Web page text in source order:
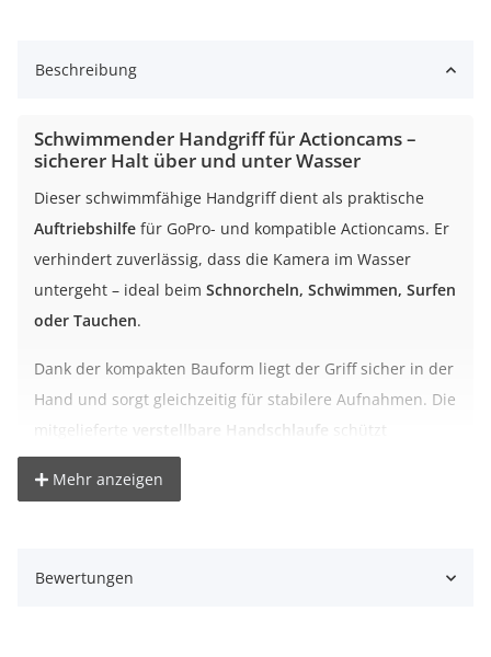
Beschreibung
Schwimmender Handgriff für Actioncams –
sicherer Halt über und unter Wasser
Dieser schwimmfähige Handgriff dient als praktische
Auftriebshilfe für GoPro- und kompatible Actioncams. Er
verhindert zuverlässig, dass die Kamera im Wasser
untergeht – ideal beim Schnorcheln, Schwimmen, Surfen
oder Tauchen.
Dank der kompakten Bauform liegt der Griff sicher in der
Hand und sorgt gleichzeitig für stabilere Aufnahmen. Die
mitgelieferte
verstellbare Handschlaufe
schützt
zusätzlich vor Verlust, selbst bei schnellen Bewegungen
im Wasser.
gehalten, damit er bei Bedarf leicht wiedergefunden
Mehr anzeigen
Bewertungen